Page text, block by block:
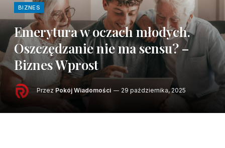
BIZNES
Emerytura w oczach młodych.
Oszczędzanie nie ma sensu? –
Biznes Wprost
Przez Pokój Wiadomości 29 października, 2025